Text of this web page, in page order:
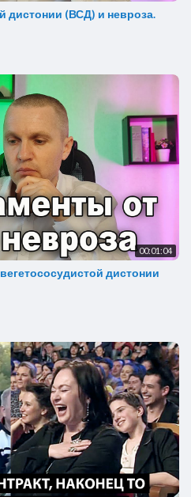
дистонии (ВСД) и невроза.
00:01:04
дистонии